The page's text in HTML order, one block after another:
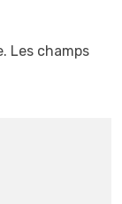
Les champs